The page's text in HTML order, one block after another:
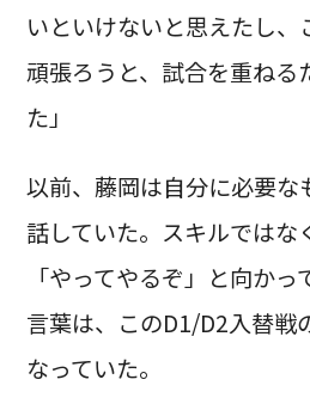
いといけないと思えたし、
頑張ろうと、試合を重ねる
た」
以前、藤岡は自分に必要な
話していた。スキルではな
「やってやるぞ」と向か
言葉は、このD1/D2入替戦
なっていた。